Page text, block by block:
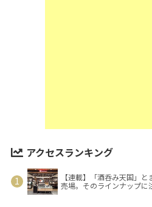
アクセスランキング
【連載】「酒呑み天国」
売場。そのラインナップに